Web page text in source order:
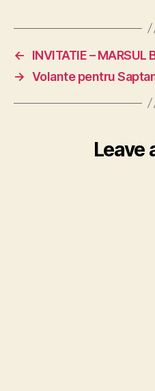
←
INVITATIE – MARSUL
→ Volante pentru
Leave